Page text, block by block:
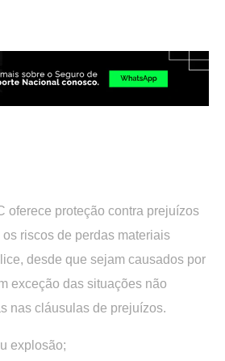
oferece proteção contra prejuízos
riscos de perdas materiais
desde que sejam causados por
exceção das situações não
nas cláusulas de prejuízos.
explosão;